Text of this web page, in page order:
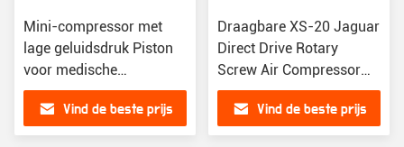
Mini-compressor met
lage geluidsdruk Piston
voor medische
zuurstofgenerator
Gastype AirVind de beste prijs
Draagbare XS-20 Jaguar
Direct Drive Rotary
Screw Air Compressor
130 L/min
Luchtcapaciteit
Vind de beste prijs